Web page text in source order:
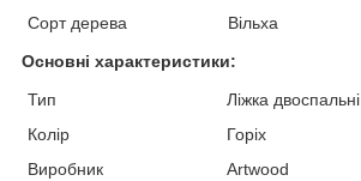
Сорт дерева
Вільха
Основні характеристики:
Тип
Ліжка двоспальні
Колір
Горіх
Виробник
Artwood